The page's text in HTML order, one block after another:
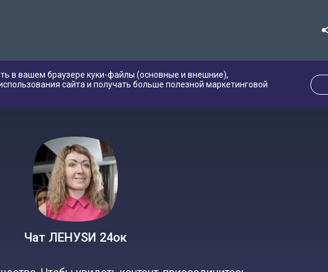
в вашем браузере куки-файлы (основные и внешние),
сайта и получать больше полезной маркетинговой
Чат ЛЕНУSИ 24ок